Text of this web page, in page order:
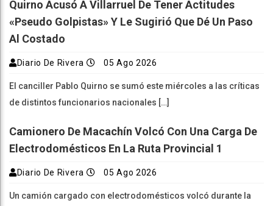
Quirno Acusó A Villarruel De Tener Actitudes
«pseudo Golpistas» Y Le Sugirió Que Dé Un Paso
Al Costado
Diario De Rivera 05 Ago 2026
El canciller Pablo Quirno se sumó este miércoles a las críticas
de distintos funcionarios nacionales […]
Camionero De Macachín Volcó Con Una Carga De
Electrodomésticos En La Ruta Provincial 1
Diario De Rivera 05 Ago 2026
Un camión cargado con electrodomésticos volcó durante la